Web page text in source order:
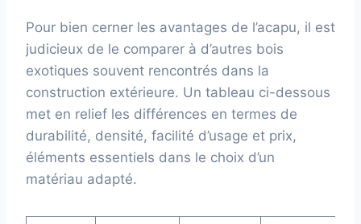
Pour bien cerner les avantages de l’acapu, il est
judicieux de le comparer à d’autres bois
exotiques souvent rencontrés dans la
construction extérieure. Un tableau ci-dessous
met en relief les différences en termes de
durabilité, densité, facilité d’usage et prix,
éléments essentiels dans le choix d’un
matériau adapté.